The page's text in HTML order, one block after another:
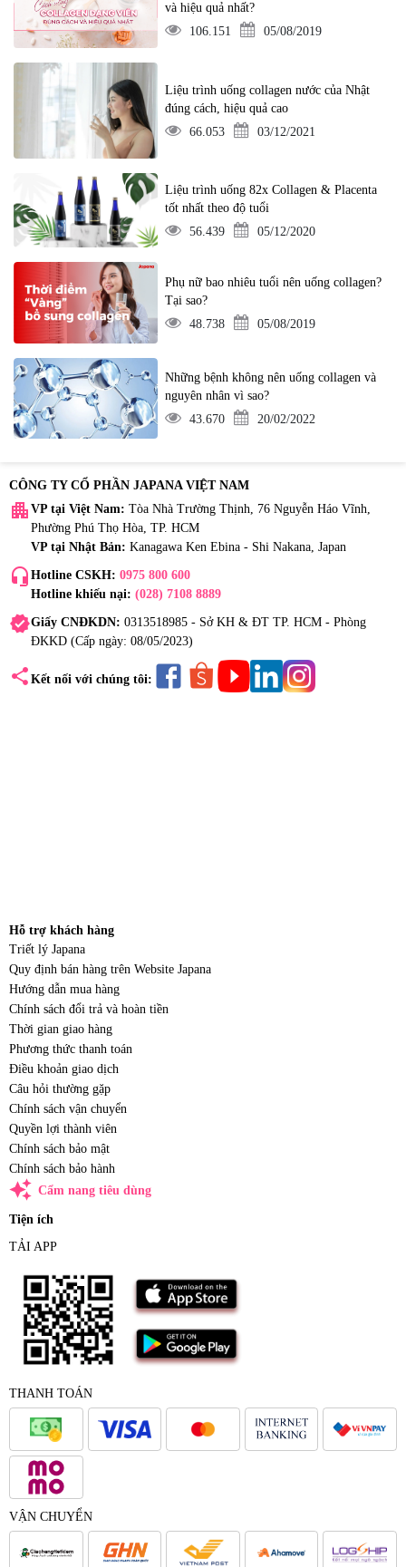
và hiệu quả nhất?
106.151
05/08/2019
Liệu trình uống collagen nước của Nhật
đúng cách, hiệu quả cao
66.053
03/12/2021
Liệu trình uống 82x Collagen & Placenta
tốt nhất theo độ tuổi
56.439
05/12/2020
Phụ nữ bao nhiêu tuổi nên uống collagen?
Tại sao?
48.738
05/08/2019
Những bệnh không nên uống collagen và
nguyên nhân vì sao?
43.670
20/02/2022
CÔNG TY CỔ PHẦN JAPANA VIỆT NAM
apartment VP tại Việt Nam: Tòa Nhà Trường Thịnh, 76 Nguyễn Háo Vĩnh,
Phường Phú Thọ Hòa, TP. HCM
VP tại Nhật Bản: Kanagawa Ken Ebina - Shi Nakana, Japan
headset_mic Hotline CSKH: 0975 800 600
Hotline khiếu nại: (028) 7108 8889
verifiedGiấy CNĐKDN: 0313518985 - Sở KH & ĐT TP. HCM - Phòng
ĐKKD (Cấp ngày: 08/05/2023)
share Kết nối với chúng tôi:
Hỗ trợ khách hàng
Triết lý Japana
Quy định bán hàng trên Website Japana
Hướng dẫn mua hàng
Chính sách đổi trả và hoàn tiền
Thời gian giao hàng
Phương thức thanh toán
Điều khoản giao dịch
Câu hỏi thường gặp
Chính sách vận chuyển
Quyền lợi thành viên
Chính sách bảo mật
Chính sách bảo hành
auto_awesome Cẩm nang tiêu dùng
Tiện ích
TẢI APP
THANH TOÁN
VẬN CHUYỂN